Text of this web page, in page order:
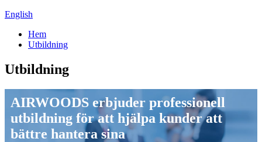
English
Hem
Utbildning
Utbildning
AIRWOODS erbjuder professionell
utbildning för att hjälpa kunder att
bättre hantera sina